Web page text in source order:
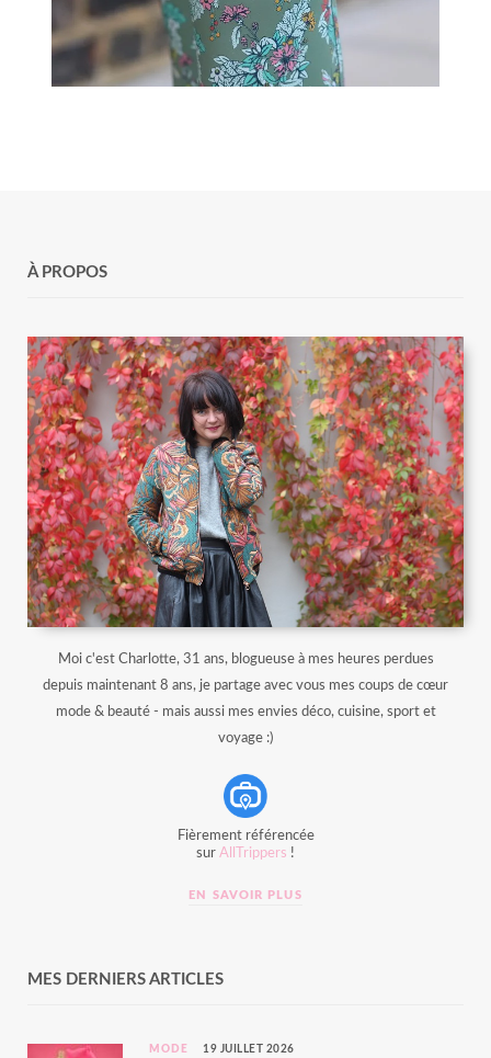
À PROPOS
Moi c'est Charlotte, 31 ans, blogueuse à mes heures perdues
depuis maintenant 8 ans, je partage avec vous mes coups de cœur
mode & beauté - mais aussi mes envies déco, cuisine, sport et
voyage :)
Fièrement référencée
sur AllTrippers !
EN SAVOIR PLUS
MES DERNIERS ARTICLES
MODE 19 JUILLET 2026